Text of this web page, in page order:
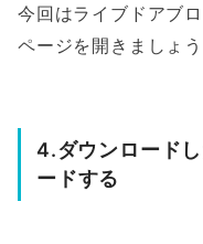
今回はライブドアブ
ページを開きましょう
4.ダウンロード
ードする